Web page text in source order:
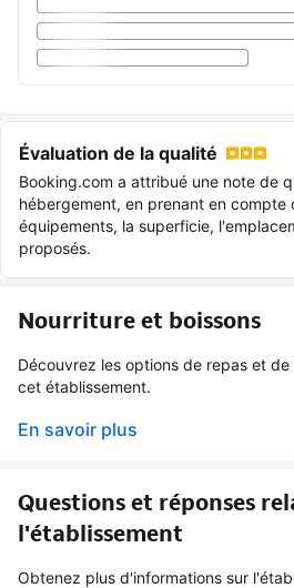
Évaluation de la qualité
Booking.com a attribué une note de
hébergement, en prenant en compte
équipements, la superficie,
proposés.
Nourriture et boissons
Découvrez les options de repas et
cet établissement.
En savoir plus
Questions et réponses
l'établissement
Obtenez plus d'informations sur